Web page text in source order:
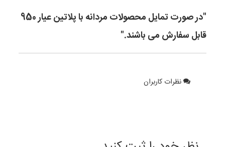
"در صورت تمایل محصولات مردانه با پلاتین عیار 950
قابل سفارش می باشند."
نظرات کاربران